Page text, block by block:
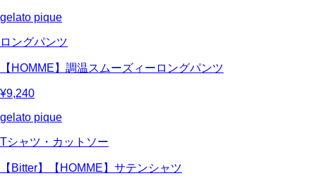
gelato pique
ロングパンツ
【HOMME】調温スムーズィーロングパンツ
¥9,240
gelato pique
Tシャツ・カットソー
【Bitter】【HOMME】サテンシャツ